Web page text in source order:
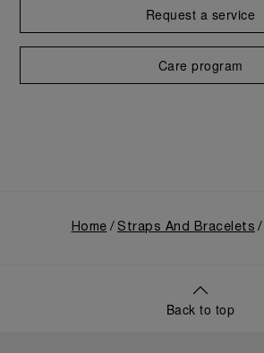
Request a service
Care program
Home Straps And Bracelets
Back to top